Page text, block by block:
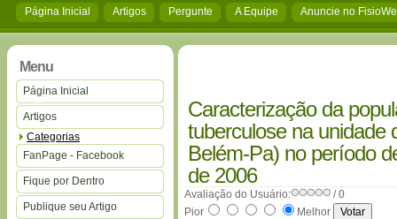
Página Inicial Artigos Pergunte A Equipe Anuncie no
Menu
Página Inicial
Artigos
Categorias
FanPage - Facebook
Fique por Dentro
Publique seu Artigo
Caracterização da
tuberculose na unidade
Belém-Pa) no período
de 2006
Avaliação do Usuário:
/ 0
Pior
Melhor